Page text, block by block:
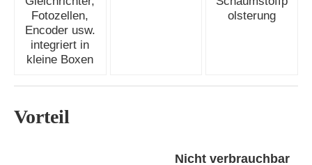
Fotozellen,
Encoder usw.
integriert in
kleine Boxen
olsterung
Vorteil
Nicht verbrauchbar